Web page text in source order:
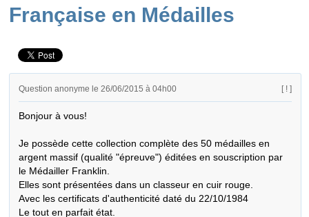
Française en Médailles
Question anonyme le 26/06/2015 à 04h00 [ ! ]
Bonjour à vous!
Je possède cette collection complète des 50 médailles en
argent massif (qualité "épreuve") éditées en souscription par
le Médailler Franklin.
Elles sont présentées dans un classeur en cuir rouge.
Avec les certificats d'authenticité daté du 22/10/1984
Le tout en parfait état.